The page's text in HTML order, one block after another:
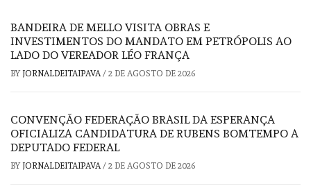
BANDEIRA DE MELLO VISITA OBRAS E
INVESTIMENTOS DO MANDATO EM PETRÓPOLIS AO
LADO DO VEREADOR LÉO FRANÇA
BY JORNALDEITAIPAVA/ 2 DE AGOSTO DE 2026
CONVENÇÃO FEDERAÇÃO BRASIL DA ESPERANÇA
OFICIALIZA CANDIDATURA DE RUBENS BOMTEMPO A
DEPUTADO FEDERAL
BY JORNALDEITAIPAVA/ 2 DE AGOSTO DE 2026